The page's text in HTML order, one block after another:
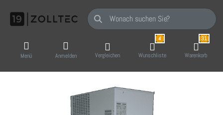
Geben Sie einen Suchbegriff ein. Während
Menü Anmelden Vergleichen
4
Wunschliste
31
Warenkorb